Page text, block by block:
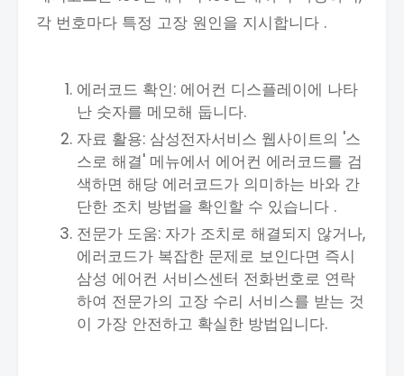
각 번호마다 특정 고장 원인을 지시합니다 .
에러코드 확인: 에어컨 디스플레이에 나타
난 숫자를 메모해 둡니다.
자료 활용: 삼성전자서비스 웹사이트의 '스
스로 해결' 메뉴에서 에어컨 에러코드를 검
색하면 해당 에러코드가 의미하는 바와 간
단한 조치 방법을 확인할 수 있습니다 .
전문가 도움: 자가 조치로 해결되지 않거나,
에러코드가 복잡한 문제로 보인다면 즉시
삼성 에어컨 서비스센터 전화번호로 연락
하여 전문가의 고장 수리 서비스를 받는 것
이 가장 안전하고 확실한 방법입니다.